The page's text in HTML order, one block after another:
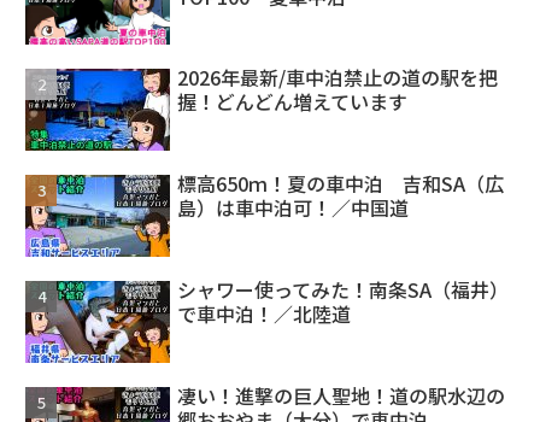
2026年最新/車中泊禁止の道の駅を把
握！どんどん増えています
標高650ｍ！夏の車中泊 吉和SA（広
島）は車中泊可！／中国道
シャワー使ってみた！南条SA（福井）
で車中泊！／北陸道
凄い！進撃の巨人聖地！道の駅水辺の